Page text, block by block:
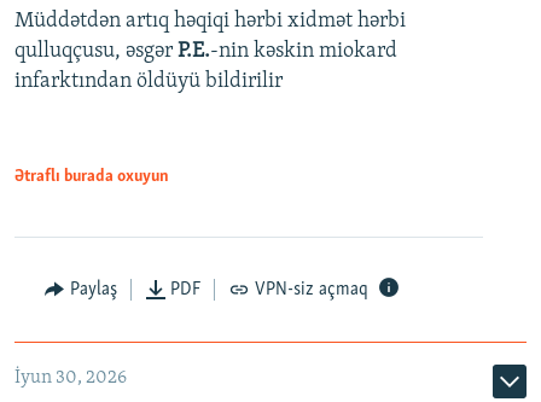
Müddətdən artıq həqiqi hərbi xidmət hərbi
qulluqçusu, əsgər P.E.-nin kəskin miokard
infarktından öldüyü bildirilir
Ətraflı burada oxuyun
Paylaş PDF VPN-siz açmaq
İyun 30, 2026